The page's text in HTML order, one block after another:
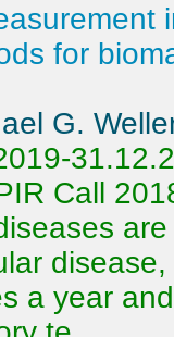
for
G.
Call
a year